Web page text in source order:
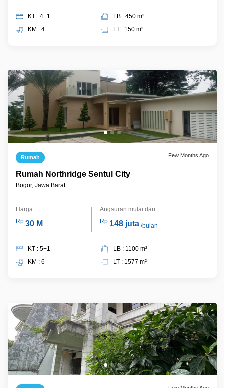
KT : 4+1
KM : 4
LB : 450 m²
LT : 150 m²
Rumah Few Months Ago
Rumah Northridge Sentul City
Bogor, Jawa Barat
Harga
Rp 30 M
Angsuran mulai dari
Rp 148 juta/bulan
KT : 5+1
KM : 6
LB : 1100 m²
LT : 1577 m²